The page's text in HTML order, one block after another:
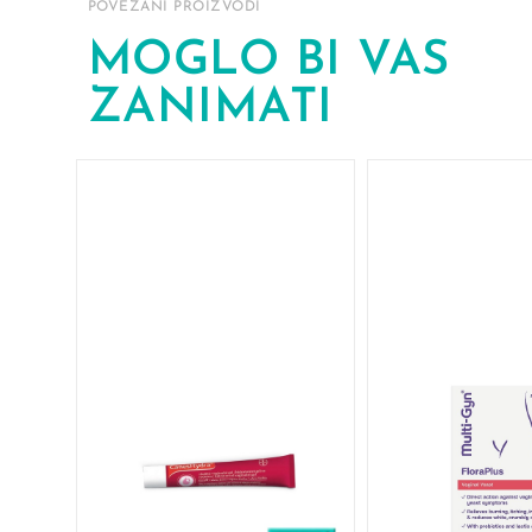
POVEZANI PROIZVODI
MOGLO BI VAS
ZANIMATI